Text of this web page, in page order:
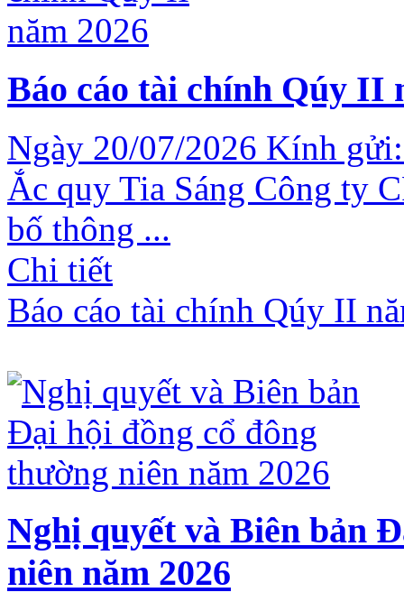
Báo cáo tài chính Qúy II
Ngày 20/07/2026 Kính
Ắc quy Tia Sáng Công ty
bố thông ...
Chi tiết
Báo cáo tài chính Qúy II
Nghị quyết và Biên bản
niên năm 2026